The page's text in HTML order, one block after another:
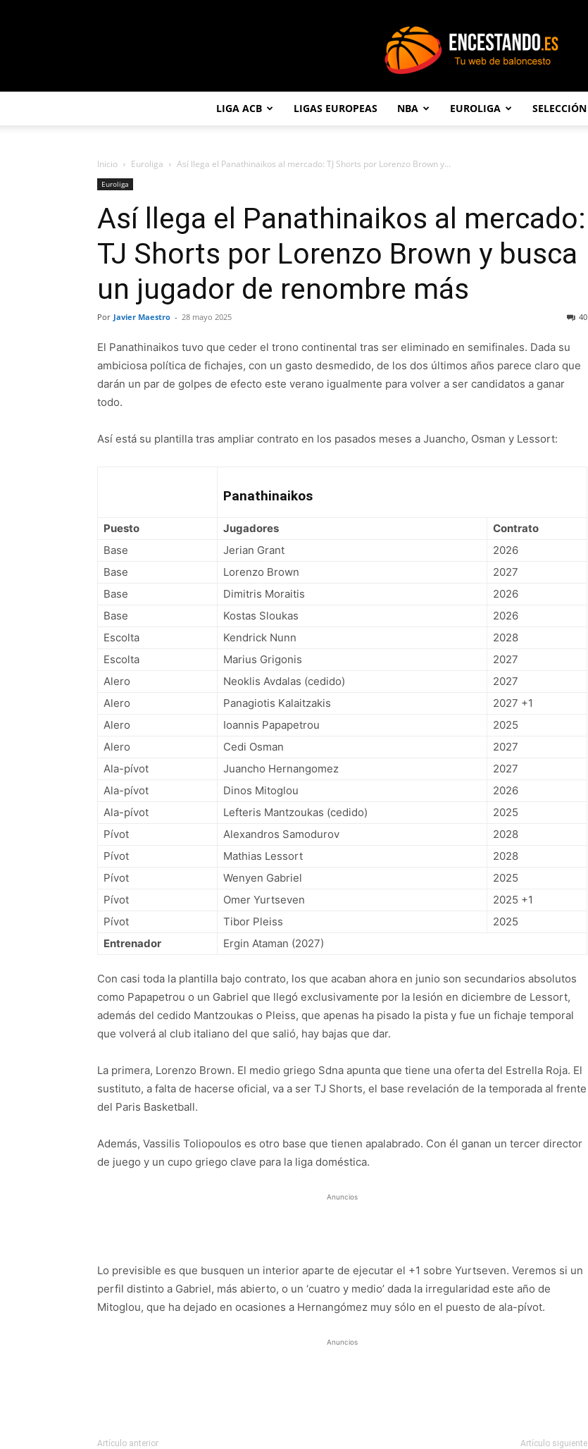
LIGA ACB LIGAS EUROPEAS NBA EUROLIGA SELECCIÓN
Inicio Euroliga Así llega el Panathinaikos al mercado: TJ Shorts por Lorenzo Brown y...
Euroliga
Así llega el Panathinaikos al mercado:
TJ Shorts por Lorenzo Brown y busca
un jugador de renombre más
Por Javier Maestro - 28 mayo 2025 40
El Panathinaikos tuvo que ceder el trono continental tras ser eliminado en semifinales. Dada su
ambiciosa política de fichajes, con un gasto desmedido, de los dos últimos años parece claro que
darán un par de golpes de efecto este verano igualmente para volver a ser candidatos a ganar
todo.
Así está su plantilla tras ampliar contrato en los pasados meses a Juancho, Osman y Lessort:
Panathinaikos
Puesto Jugadores
Contrato
Base
Jerian Grant
2026
Base
Lorenzo Brown
2027
Base
Dimitris Moraitis
2026
Base
Kostas Sloukas
2026
Escolta
Kendrick Nunn
2028
Escolta
Marius Grigonis
2027
Alero
Neoklis Avdalas (cedido)
2027
Alero
Panagiotis Kalaitzakis
2027 +1
Alero
Ioannis Papapetrou
2025
Alero
Cedi Osman
2027
Ala-pívot
Juancho Hernangomez
2027
Ala-pívot
Dinos Mitoglou
2026
Ala-pívot
Lefteris Mantzoukas (cedido)
2025
Pívot
Alexandros Samodurov
2028
Pívot
Mathias Lessort
2028
Pívot
Wenyen Gabriel
2025
Pívot
Omer Yurtseven
2025 +1
Pívot
Tibor Pleiss
2025
Entrenador
Ergin Ataman (2027)
Con casi toda la plantilla bajo contrato, los que acaban ahora en junio son secundarios absolutos
como Papapetrou o un Gabriel que llegó exclusivamente por la lesión en diciembre de Lessort,
además del cedido Mantzoukas o Pleiss, que apenas ha pisado la pista y fue un fichaje temporal
que volverá al club italiano del que salió, hay bajas que dar.
La primera, Lorenzo Brown. El medio griego Sdna apunta que tiene una oferta del Estrella Roja. El
sustituto, a falta de hacerse oficial, va a ser TJ Shorts, el base revelación de la temporada al frente
del Paris Basketball.
Además, Vassilis Toliopoulos es otro base que tienen apalabrado. Con él ganan un tercer director
de juego y un cupo griego clave para la liga doméstica.
Anuncios
Lo previsible es que busquen un interior aparte de ejecutar el +1 sobre Yurtseven. Veremos si un
perfil distinto a Gabriel, más abierto, o un ‘cuatro y medio’ dada la irregularidad este año de
Mitoglou, que ha dejado en ocasiones a Hernangómez muy sólo en el puesto de ala-pívot.
Anuncios
Artículo anterior Artículo siguiente